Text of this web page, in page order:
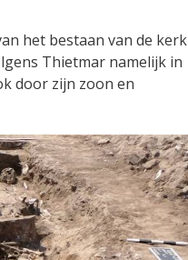
het bestaan van de kerk
Thietmar namelijk in
door zijn zoon en